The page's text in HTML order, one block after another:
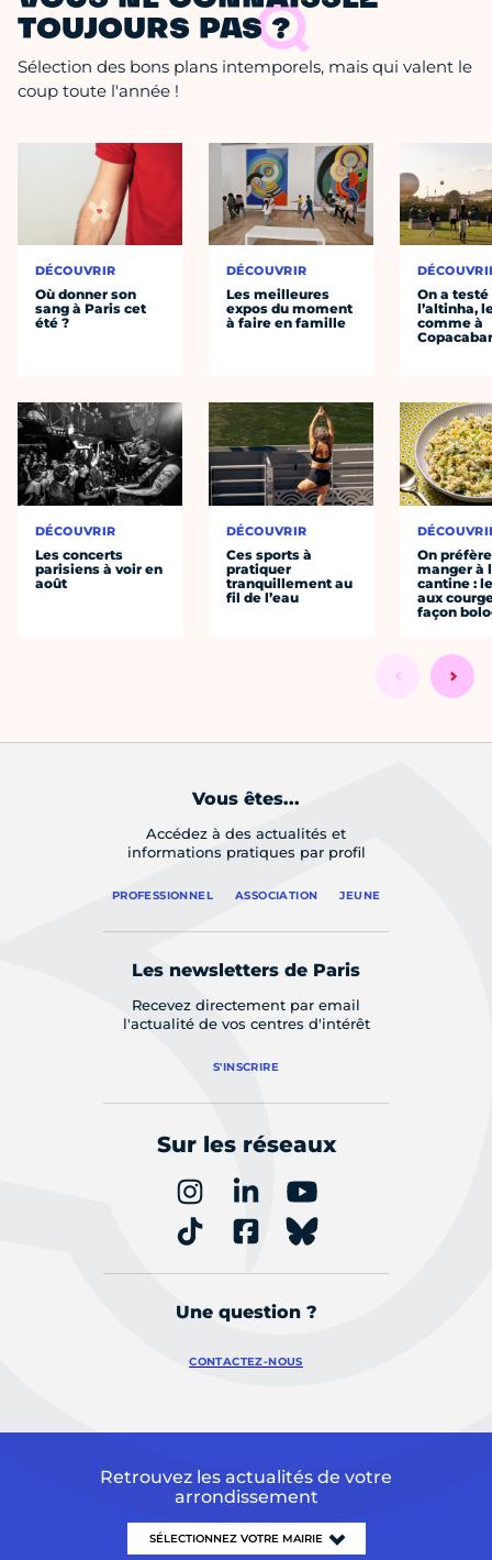
TOUJOURS PAS ?
Sélection des bons plans intemporels, mais qui valent le
coup toute l'année !
DÉCOUVRIR
Où donner son
sang à Paris cet
été ?
DÉCOUVRIR
Les concerts
parisiens à voir en
août
DÉCOUVRIR
Les meilleures
expos du moment
à faire en famille
DÉCOUVRIR
Ces sports à
pratiquer
tranquillement au
fil de l’eau
On a testé
l’altinha,
comme à
On préfère
manger à
cantine :
aux
façon
Vous êtes...
Accédez à des actualités et
informations pratiques par profil
PROFESSIONNEL ASSOCIATION JEUNE
Les newsletters de Paris
Recevez directement par email
l'actualité de vos centres d'intérêt
S'INSCRIRE
Sur les réseaux
Une question ?
CONTACTEZ-NOUS
Retrouvez les actualités de votre
arrondissement